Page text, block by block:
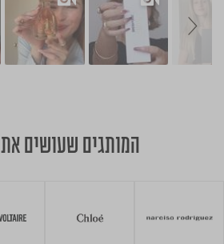
המותגים שעושים את ONLY'S